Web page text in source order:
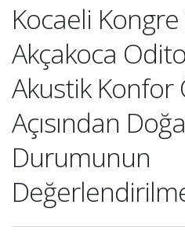
Kocaeli
Akçakoca
Akustik Konfor
Açısından
Durumunun